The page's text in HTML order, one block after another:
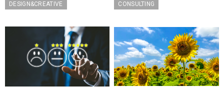
DESIGN&CREATIVE
CONSULTING